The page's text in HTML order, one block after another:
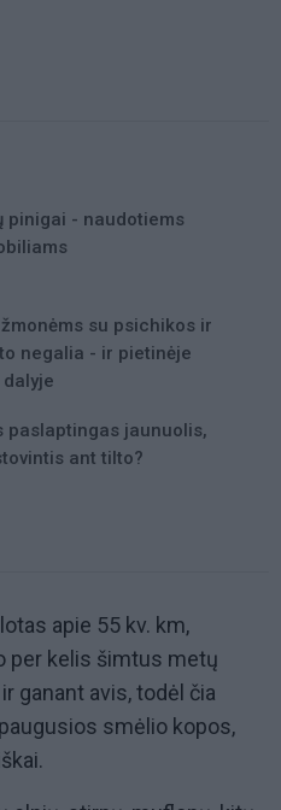
pinigai - naudotiems
su psichikos ir
negalia - ir pietinėje
paslaptingas jaunuolis,
ant tilto?
apie 55 kv. km,
per kelis šimtus metų
ganant avis, todėl čia
smėlio kopos,